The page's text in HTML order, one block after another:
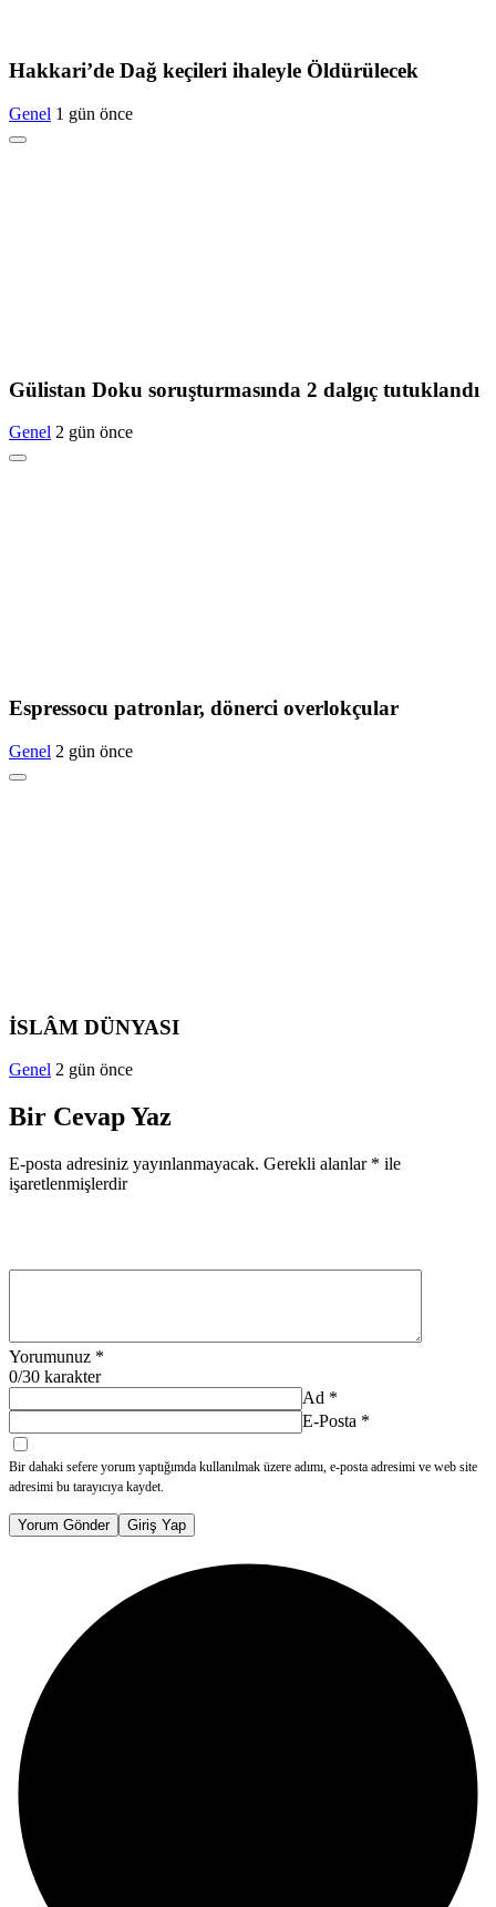
Hakkari’de Dağ keçileri ihaleyle Öldürülecek
Genel 1 gün önce
Gülistan Doku soruşturmasında 2 dalgıç tutuklandı
Genel 2 gün önce
Espressocu patronlar, dönerci overlokçular
Genel 2 gün önce
İSLÂM DÜNYASI
Genel 2 gün önce
Bir Cevap Yaz
E-posta adresiniz yayınlanmayacak. Gerekli alanlar * ile
işaretlenmişlerdir
Yorumunuz *
0/30 karakter
Ad *
E-Posta *
Bir dahaki sefere yorum yaptığımda kullanılmak üzere adımı, e-posta adresimi ve web site
adresimi bu tarayıcıya kaydet.
Yorum Gönder Giriş Yap